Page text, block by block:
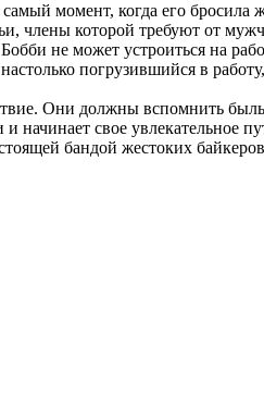
момент, когда его
члены которой требуют от
не может устроиться на
погрузившийся в
Они должны вспомнить
свое увлекательное
бандой жестоких